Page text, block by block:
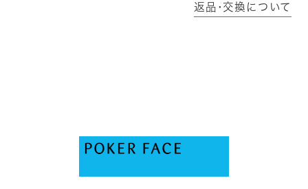
返品･交換について